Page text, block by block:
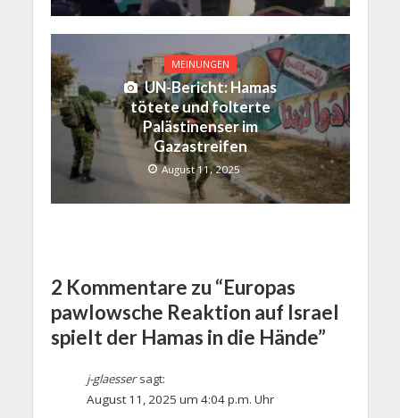
MEINUNGEN
UN-Bericht: Hamas
tötete und folterte
Palästinenser im
Gazastreifen
August 11, 2025
2 Kommentare zu “Europas
pawlowsche Reaktion auf Israel
spielt der Hamas in die Hände”
j-glaesser sagt:
August 11, 2025 um 4:04 p.m. Uhr